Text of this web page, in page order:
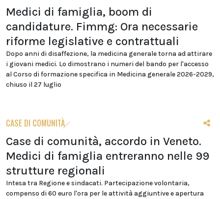
Medici di famiglia, boom di
candidature. Fimmg: Ora necessarie
riforme legislative e contrattuali
Dopo anni di disaffezione, la medicina generale torna ad attirare
i giovani medici. Lo dimostrano i numeri del bando per l'accesso
al Corso di formazione specifica in Medicina generale 2026-2029,
chiuso il 27 luglio
CASE DI COMUNITÀ
Case di comunità, accordo in Veneto.
Medici di famiglia entreranno nelle 99
strutture regionali
Intesa tra Regione e sindacati. Partecipazione volontaria,
compenso di 60 euro l'ora per le attività aggiuntive e apertura